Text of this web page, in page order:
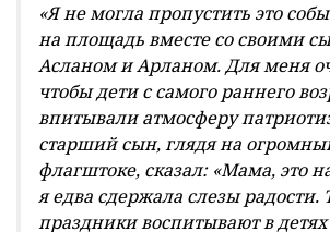
«Я не могла пропустить это
на площадь вместе со своими
Асланом и Арланом. Для меня
чтобы дети с самого раннего
впитывали атмосферу
старший сын, глядя на
флагштоке, сказал: «Мама, это
я едва сдержала слезы радости.
праздники воспитывают в